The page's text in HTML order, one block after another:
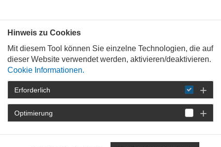
STARTSEITE
DETAIL
Inklusive Räume schaffen:
Hinweis zu Cookies
Mit diesem Tool können Sie einzelne Technologien, die auf
dieser Website verwendet werden, aktivieren/deaktivieren.
Cookie Informationen.
Erforderlich
Optimierung